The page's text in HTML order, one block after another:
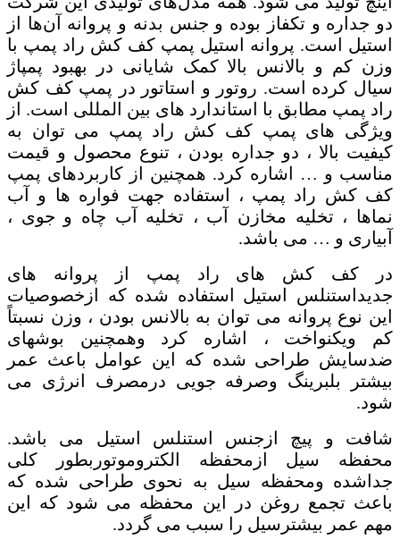
دو جداره و تکفاز بوده و جنس بدنه و پروانه آن‌ها از
استیل است. پروانه استیل پمپ کف کش راد پمپ با
وزن کم و بالانس بالا کمک شایانی در بهبود پمپاژ
سیال کرده است. روتور و استاتور در پمپ کف کش
راد پمپ مطابق با استاندارد های بین المللی است. از
ویژگی های پمپ کف کش راد پمپ می توان به
کیفیت بالا ، دو جداره بودن ، تنوع محصول و قیمت
مناسب و … اشاره کرد. همچنین از کاربردهای پمپ
کف کش راد پمپ ، استفاده جهت فواره ها و آب
نماها ، تخلیه مخازن آب ، تخلیه آب چاه و جوی ،
آبیاری و … می باشد.
در کف کش های راد پمپ از پروانه های
جدیداستنلس استیل استفاده شده که ازخصوصیات
این نوع پروانه می توان به بالانس بودن ، وزن نسبتاً
کم ویکنواخت ، اشاره کرد وهمچنین بوشهای
ضدسایش طراحی شده که این عوامل باعث عمر
بیشتر بلبرینگ وصرفه جویی درمصرف انرژی می
شود.
شافت و پیچ ازجنس استنلس استیل می باشد.
محفظه سیل ازمحفظه الکتروموتوربطور کلی
جداشده ومحفظه سیل به نحوی طراحی شده که
باعث تجمع روغن در این محفظه می شود که این
مهم عمر بیشترسیل را سبب می گردد.